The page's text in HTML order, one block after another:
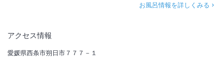
お風呂情報を詳しくみる
アクセス情報
愛媛県西条市朔日市７７７－１